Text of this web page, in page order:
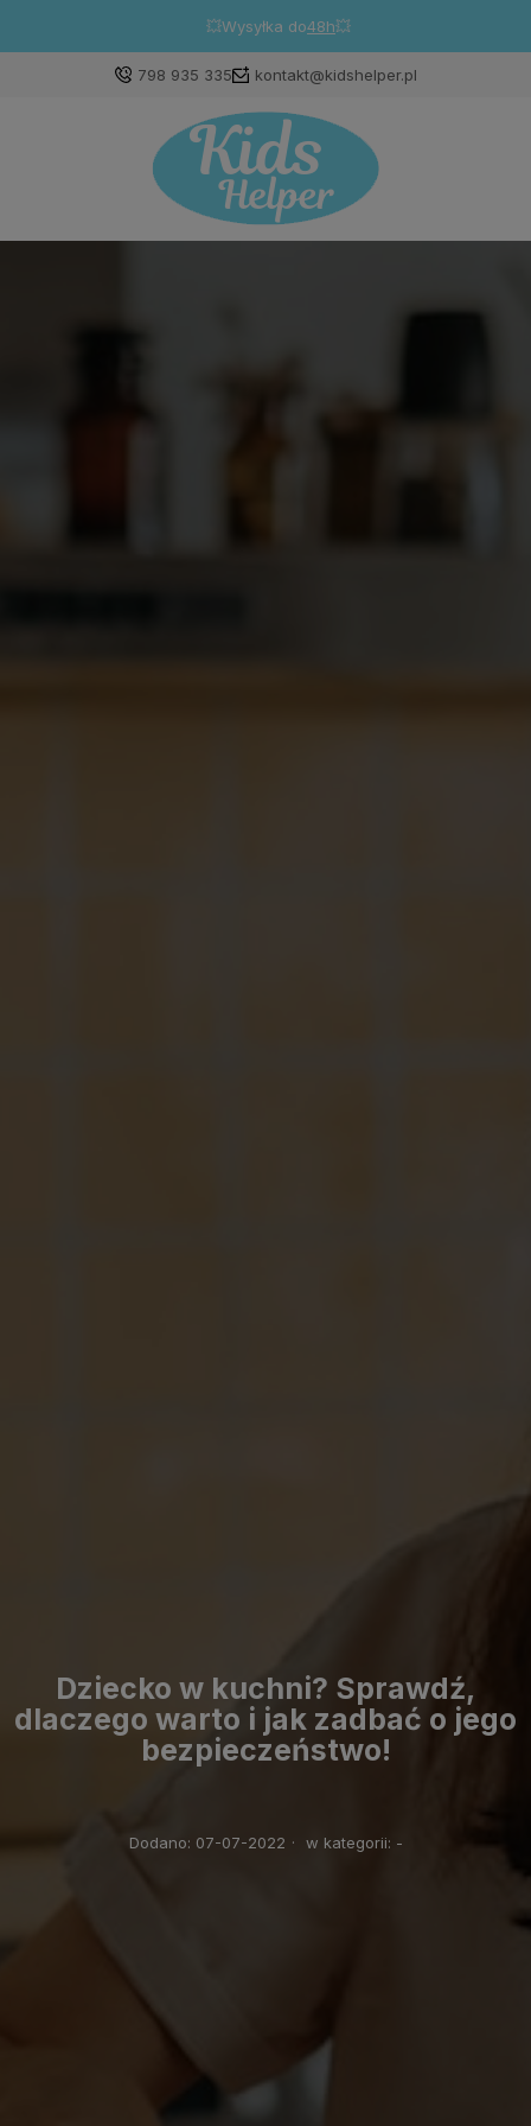
💥Wysyłka do48h💥
798 935 335 kontakt@kidshelper.pl
Dziecko w kuchni? Sprawdź,
dlaczego warto i jak zadbać o jego
bezpieczeństwo!
Dodano: 07-07-2022 · w kategorii: -